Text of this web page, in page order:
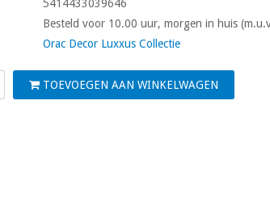
5414433039646
Besteld voor 10.00 uur, morgen in huis
Orac Decor Luxxus Collectie
TOEVOEGEN AAN WINKELWAGEN